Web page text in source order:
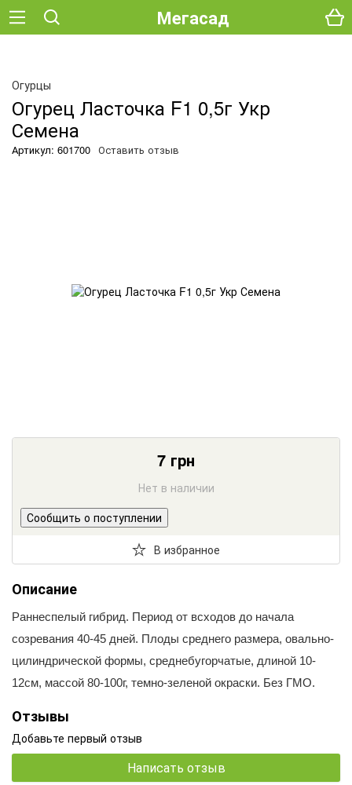
Мегасад
Огурцы
Огурец Ласточка F1 0,5г Укр
Семена
Артикул: 601700 Оставить отзыв
7 грн
Нет в наличии
Сообщить о поступлении
В избранное
Описание
Раннеспелый гибрид. Период от всходов до начала
созревания 40-45 дней. Плоды среднего размера, овально-
цилиндрической формы, среднебугорчатые, длиной 10-
12см, массой 80-100г, темно-зеленой окраски. Без ГМО.
Отзывы
Добавьте первый отзыв
Написать отзыв